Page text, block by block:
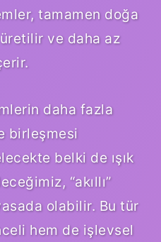
tamamen doğa
ve daha az
daha fazla
birleşmesi
belki de ışık
“akıllı”
olabilir. Bu tür
hem de işlevsel